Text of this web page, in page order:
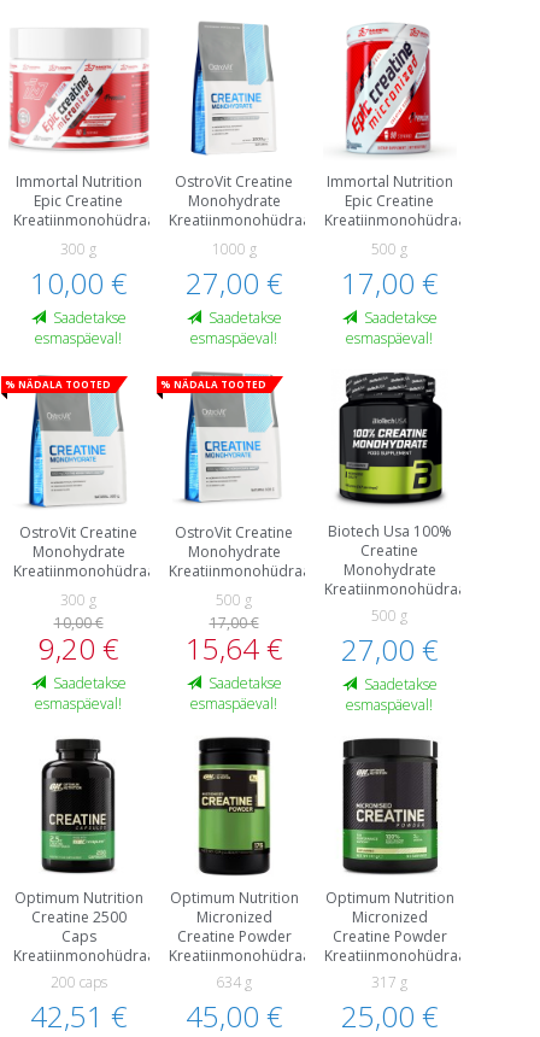
Immortal Nutrition
Epic Creatine
Kreatiinmonohüdraat
300 g
10,00 €
Saadetakse
esmaspäeval!
OstroVit Creatine
Monohydrate
Kreatiinmonohüdraat
1000 g
27,00 €
Saadetakse
esmaspäeval!
Immortal Nutrition
Epic Creatine
Kreatiinmonohüdraat
500 g
17,00 €
Saadetakse
esmaspäeval!
% Nädala tooted
OstroVit Creatine
Monohydrate
Kreatiinmonohüdraat
300 g
10,00 €
9,20 €
Saadetakse
esmaspäeval!
% Nädala tooted
OstroVit Creatine
Monohydrate
Kreatiinmonohüdraat
500 g
17,00 €
15,64 €
Saadetakse
esmaspäeval!
Biotech Usa 100%
Creatine
Monohydrate
Kreatiinmonohüdraat
500 g
27,00 €
Saadetakse
esmaspäeval!
Optimum Nutrition
Creatine 2500
Caps
Kreatiinmonohüdraat
200 caps
42,51 €
Optimum Nutrition
Micronized
Creatine Powder
Kreatiinmonohüdraat
634 g
45,00 €
Optimum Nutrition
Micronized
Creatine Powder
Kreatiinmonohüdraat
317 g
25,00 €